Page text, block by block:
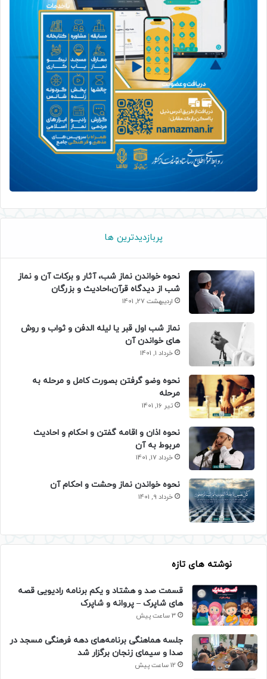
پربازدیدترین ها
نحوه خواندن نماز شب، آثار و برکات آن و نماز
شب از دیدگاه قرآن،احادیث و بزرگان
اردیبهشت 27, 1401
نماز شب اول قبر یا لیله الدفن و ثواب و روش
های خواندن آن
خرداد 1, 1401
نحوه وضو گرفتن بصورت کامل و مرحله به
مرحله
تیر 16, 1401
نحوه اذان و اقامه گفتن و احکام و احادیث
مربوط به آن
خرداد 17, 1401
نحوه خواندن نماز وحشت و احکام آن
خرداد 9, 1401
نوشته های تازه
قسمت صد و هشتاد و یکم برنامه رادیویی قصه
های شاپرک – پروانه و شاپرک
3 ساعت پیش
جلسه هماهنگی برنامه‌های دهه فرهنگی مسجد در
صدا و سیمای زنجان برگزار شد
12 ساعت پیش